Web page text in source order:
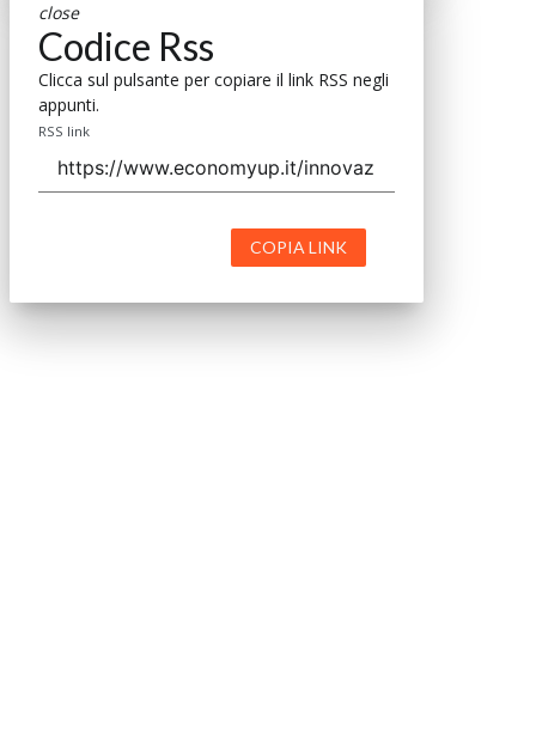
close
Codice Rss
Clicca sul pulsante per copiare il link RSS negli
appunti.
RSS link
COPIA LINK